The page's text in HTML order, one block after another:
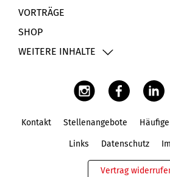
VORTRÄGE
SHOP
WEITERE INHALTE
Kontakt Stellenangebote
Links Datenschutz
Vertrag